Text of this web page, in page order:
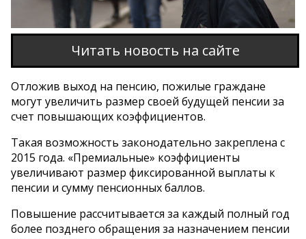
Читать новость на сайте
Отложив выход на пенсию, пожилые граждане
могут увеличить размер своей будущей пенсии за
счет повышающих коэффициентов.
Такая возможность законодательно закреплена с
2015 года. «Премиальные» коэффициенты
увеличивают размер фиксированной выплаты к
пенсии и сумму пенсионных баллов.
Повышение рассчитывается за каждый полный год
более позднего обращения за назначением пенсии